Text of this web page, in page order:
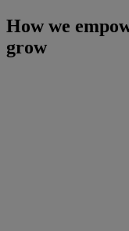
How we
grow